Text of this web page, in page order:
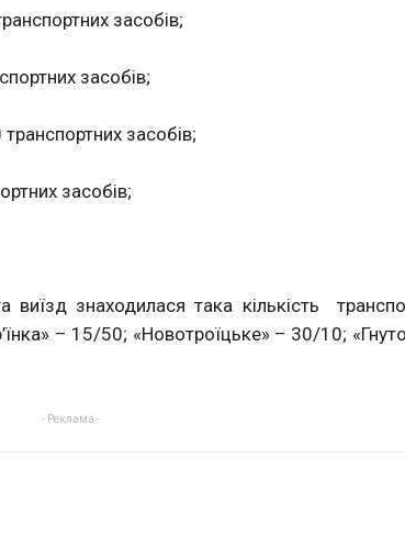
засобів;
засобів;
засобів;
засобів;
виїзд знаходилася така кількість
– 15/50; «Новотроїцьке» – 30/10;
- Реклама -